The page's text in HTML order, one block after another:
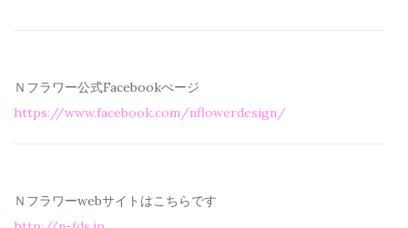
Ｎフラワー公式Facebookぺージ
https://www.facebook.com/nflowerdesign/
Ｎフラワーwebサイトはこちらです